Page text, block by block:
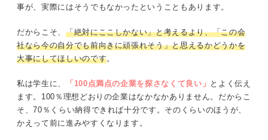
事が、実際にはそうでもなかったということもあります。
だからこそ、 「絶対にここしかない」と考えるより、「この会
社なら今の自分でも前向きに頑張れそう」と思えるかどうかを
大事にしてほしいのです。
私は学生に、 「100点満点の企業を探さなくて良い」 とよく伝え
ます。100％理想どおりの企業はなかなかありません。だからこ
そ、70％くらい納得できれば十分です。そのくらいのほうが、
かえって前に進みやすくなります。